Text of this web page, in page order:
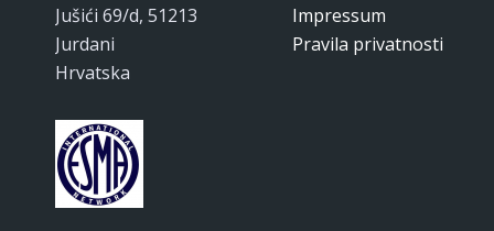
Jušići 69/d, 51213
Jurdani
Hrvatska
Impressum
Pravila privatnosti